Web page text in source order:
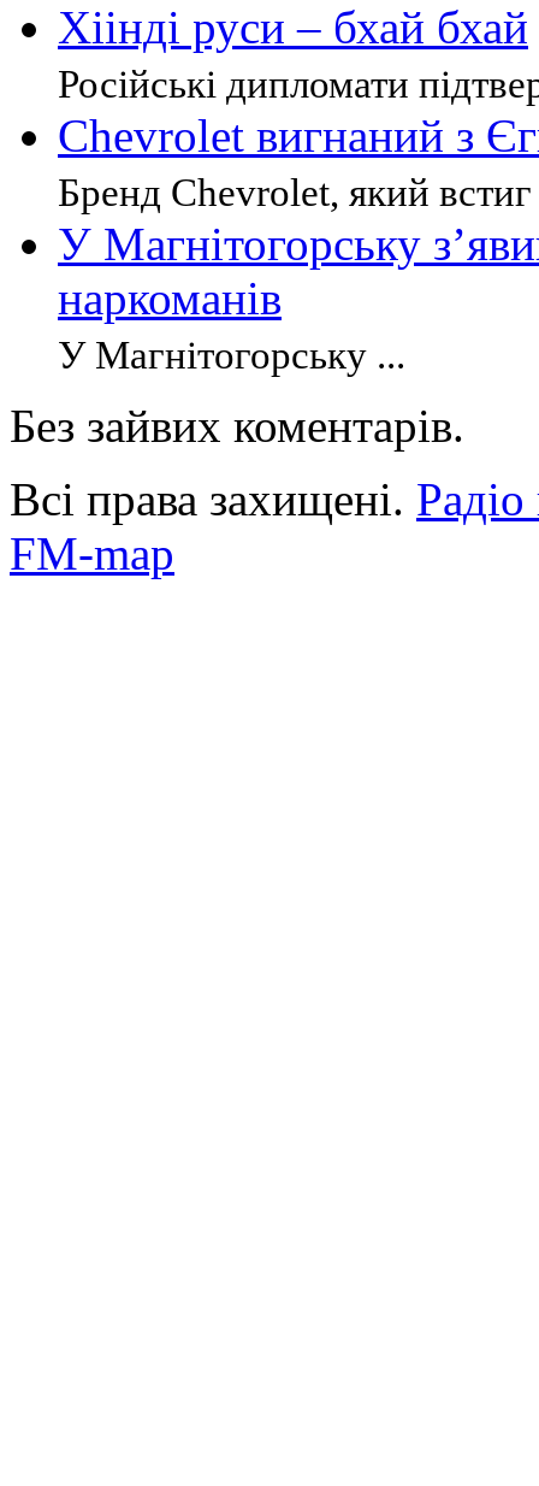
Хіінді руси – бхай бхай
Російські дипломати
Chevrolet вигнаний з
Бренд Chevrolet, який
У Магнітогорську
наркоманів
У Магнітогорську ...
Без зайвих коментарів.
Всі права захищені.
FM-map